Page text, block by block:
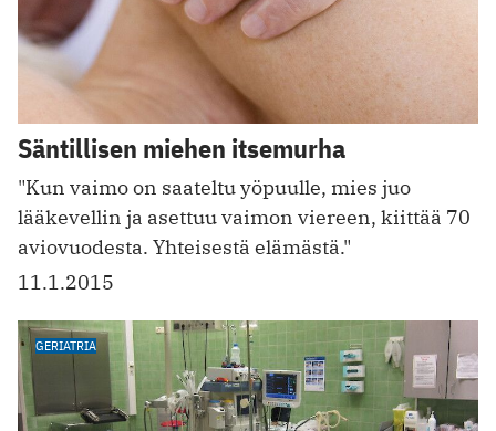
Säntillisen miehen itsemurha
"Kun vaimo on saateltu yöpuulle, mies juo
lääkevellin ja asettuu vaimon viereen, kiittää 70
aviovuodesta. Yhteisestä elämästä."
11.1.2015
GERIATRIA